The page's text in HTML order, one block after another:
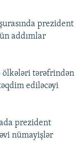
prezident
addımlar
ölkələri tərəfrindən
ediləcəyi
prezident
nümayişlər